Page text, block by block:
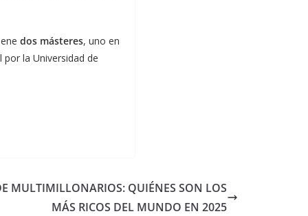
dos másteres, uno en
la Universidad de
MULTIMILLONARIOS: QUIÉNES SON LOS
MÁS RICOS DEL MUNDO EN 2025